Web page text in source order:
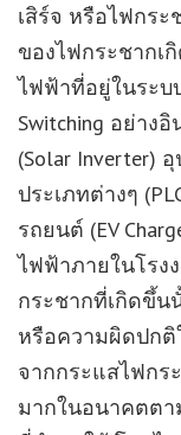
เสิร์จ หรือไฟกระ
ของไฟกระชากเ
ไฟฟ้าที่อยู่ในระบ
Switching อย่าง
(Solar Inverter)
ประเภทต่างๆ
รถยนต์ (EV
ไฟฟ้าภายในโรง
กระชากที่เกิดขึ้น
หรือความผิดปก
จากกระแสไฟกร
มากในอนาคตต